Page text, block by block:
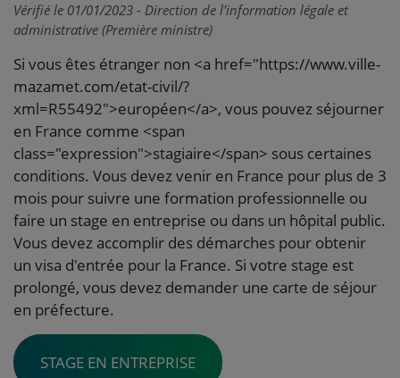
Vérifié le 01/01/2023 - Direction de l'information légale et
administrative (Première ministre)
Si vous êtes étranger non <a href="https://www.ville-
mazamet.com/etat-civil/?
xml=R55492">européen</a>, vous pouvez séjourner
en France comme <span
class="expression">stagiaire</span> sous certaines
conditions. Vous devez venir en France pour plus de 3
mois pour suivre une formation professionnelle ou
faire un stage en entreprise ou dans un hôpital public.
Vous devez accomplir des démarches pour obtenir
un visa d'entrée pour la France. Si votre stage est
prolongé, vous devez demander une carte de séjour
en préfecture.
STAGE EN ENTREPRISE